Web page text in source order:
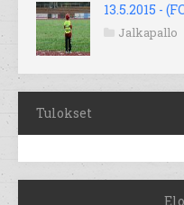
13.5.2015 -
Jalkapallo
Tulokset